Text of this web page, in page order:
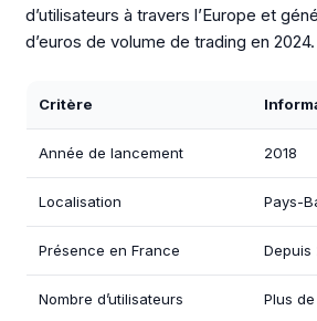
d’utilisateurs à travers l’Europe et
d’euros de volume de trading en 2024.
Critère
Année de lancement 2018
Localisation Pays-
Présence en France Depuis
Nombre d’utilisateurs Plus